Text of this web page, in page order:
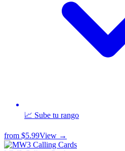
📈 Sube tu rango
from $5.99View →